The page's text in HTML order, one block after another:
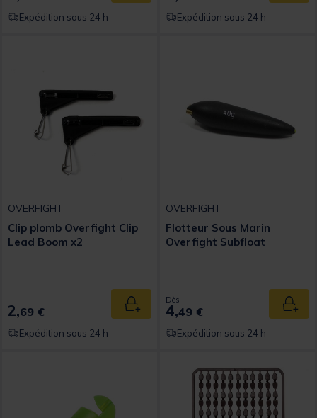
Expédition sous 24 h Expédition sous 24 h
OVERFIGHT
Clip plomb Overfight Clip
Lead Boom x2
2,69 € Ajouter au panier
Expédition sous 24 h
OVERFIGHT
Flotteur Sous Marin
Overfight Subfloat
Dès
4,49 €
Expédition sous 24 h